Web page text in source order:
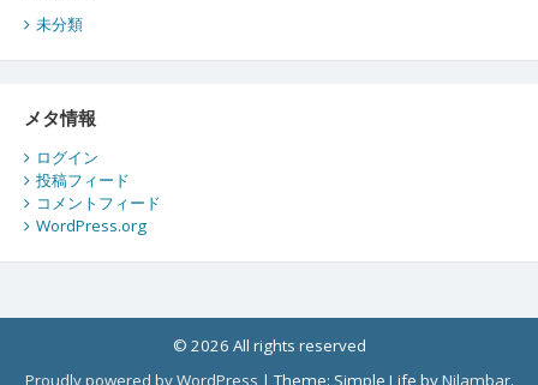
未分類
メタ情報
ログイン
投稿フィード
コメントフィード
WordPress.org
© 2026 All rights reserved
Proudly powered by WordPress |Theme: Simple Life byNilambar.